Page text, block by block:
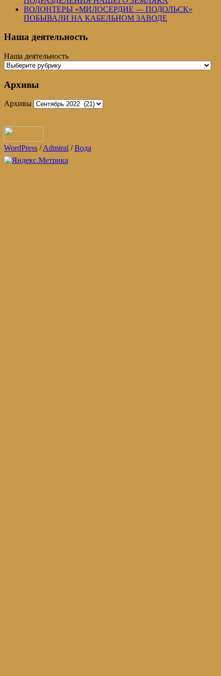
ВОЛОНТЕРЫ «МИЛОСЕРДИЕ — ПОДОЛЬСК»
ПОБЫВАЛИ НА КАБЕЛЬНОМ ЗАВОДЕ
Наша деятельность
Наша деятельность
Архивы
Архивы
WordPress /Admiral /Вода